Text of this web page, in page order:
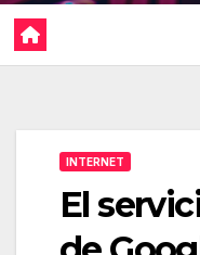
INTERNET
El